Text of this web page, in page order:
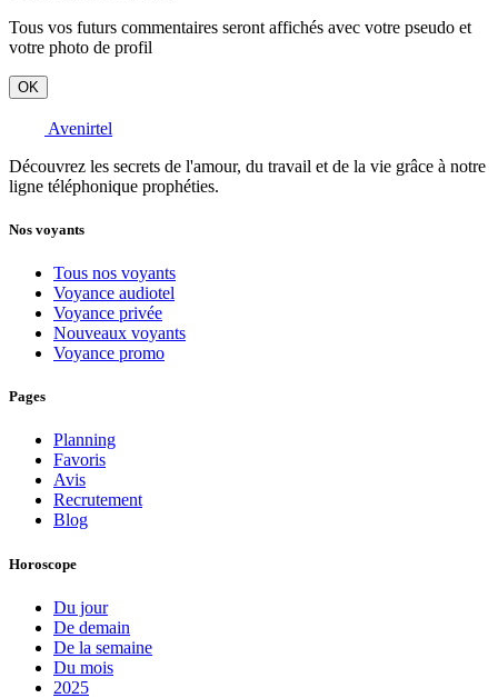
Tous vos futurs commentaires seront affichés avec votre pseudo et
votre photo de profil
OK
Avenirtel
Découvrez les secrets de l'amour, du travail et de la vie grâce à notre
ligne téléphonique prophéties.
Nos voyants
Tous nos voyants
Voyance audiotel
Voyance privée
Nouveaux voyants
Voyance promo
Pages
Planning
Favoris
Avis
Recrutement
Blog
Horoscope
Du jour
De demain
De la semaine
Du mois
2025